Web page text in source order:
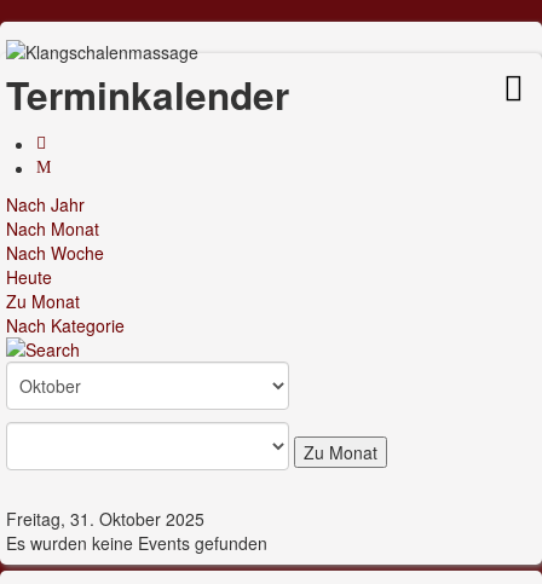
Terminkalender
Nach Jahr
Nach Monat
Nach Woche
Heute
Zu Monat
Nach Kategorie
Zu Monat
Freitag, 31. Oktober 2025
Es wurden keine Events gefunden